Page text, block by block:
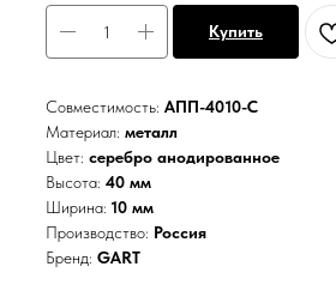
Купить
Совместимость: АПП-4010-С
Материал: металл
Цвет: серебро анодированное
Высота: 40 мм
Ширина: 10 мм
Производство: Россия
Бренд: GART